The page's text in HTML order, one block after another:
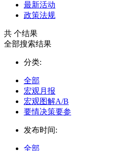
最新活动
政策法规
共 个结果
全部搜索结果
分类:
全部
宏观月报
宏观图解A/B
要情决策要参
发布时间:
全部